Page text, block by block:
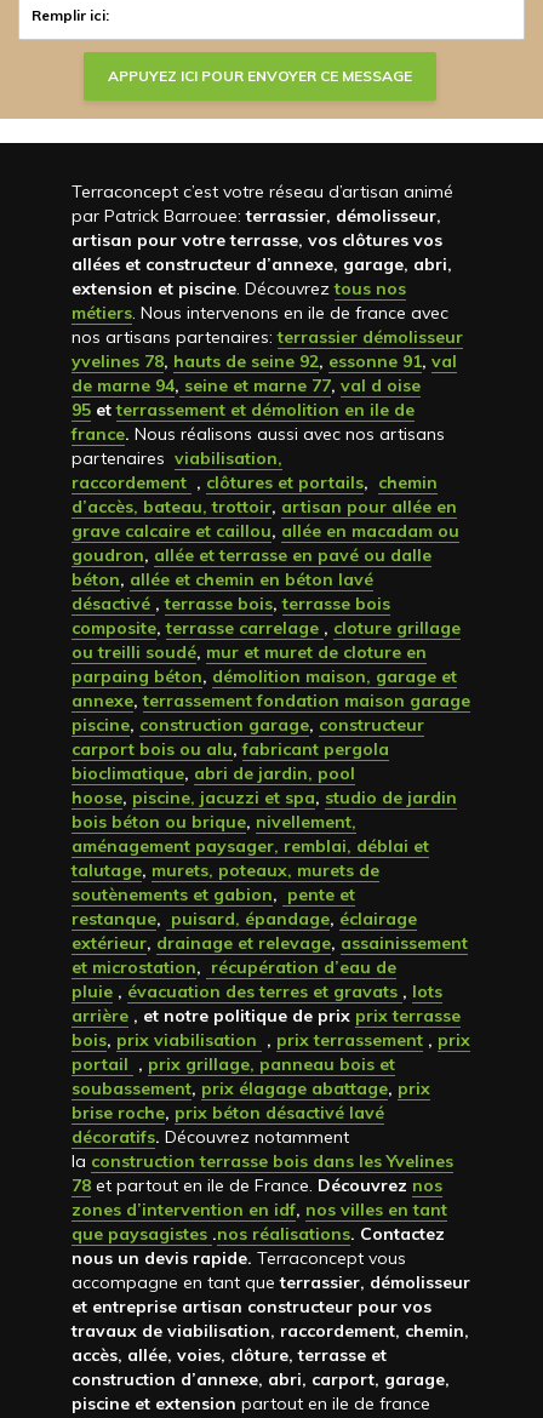
Terraconcept c’est votre réseau d’artisan animé
par Patrick Barrouee:terrassier, démolisseur,
artisan pour votre terrasse, vos clôtures vos
allées et constructeur d’annexe, garage, abri,
extension et piscine. Découvreztous nos
métiers. Nous intervenons en ile de france avec
nos artisans partenaires:terrassier démolisseur
yvelines 78, hauts de seine 92, essonne 91, val
de marne 94, seine et marne 77, val d oise
95 etterrassement et démolition en ile de
france. Nous réalisons aussi avec nos artisans
partenaires viabilisation,
raccordement , clôtures et portails, chemin
d’accès, bateau, trottoir, artisan pour allée en
grave calcaire et caillou, allée en macadam ou
goudron, allée et terrasse en pavé ou dalle
béton, allée et chemin en béton lavé
désactivé ,terrasse bois,terrasse bois
composite,terrasse carrelage , cloture grillage
ou treilli soudé, mur et muret de cloture en
parpaing béton, démolition maison, garage et
annexe,terrassement fondation maison garage
piscine, construction garage, constructeur
carport bois ou alu,fabricant pergola
bioclimatique, abri de jardin, pool
hoose, piscine, jacuzzi et spa, studio de jardin
bois béton ou brique, nivellement,
aménagement paysager, remblai, déblai et
talutage, murets, poteaux, murets de
soutènements et gabion, pente et
restanque, puisard, épandage, éclairage
extérieur, drainage et relevage, assainissement
et microstation, récupération d’eau de
pluie , évacuation des terres et gravats , lots
arrière , et notre politique de prix prix terrasse
bois, prix viabilisation , prix terrassement , prix
portail , prix grillage, panneau bois et
soubassement, prix élagage abattage, prix
brise roche, prix béton désactivé lavé
décoratifs. Découvrez notamment
la construction terrasse bois dans les Yvelines
78 et partout en ile de France. Découvrez nos
zones d’intervention en idf, nos villes en tant
que paysagistes .nos réalisations. Contactez
nous un devis rapide. Terraconcept vous
accompagne en tant queterrassier, démolisseur
et entreprise artisan constructeur pour vos
travaux de viabilisation, raccordement, chemin,
accès, allée, voies, clôture, terrasse et
construction d’annexe, abri, carport, garage,
piscine et extension partout en ile de france